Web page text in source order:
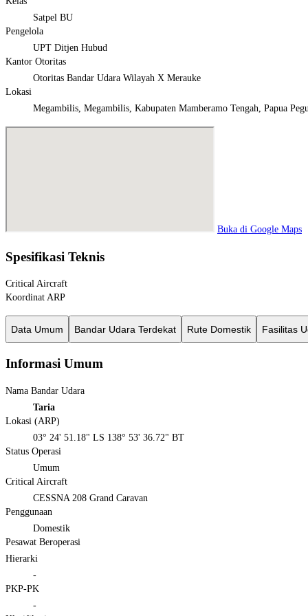
Satpel BU
Pengelola
UPT Ditjen Hubud
Kantor Otoritas
Otoritas Bandar Udara Wilayah X Merauke
Lokasi
Megambilis, Megambilis, Kabupaten Mamberamo Tengah, Papua
Buka di Google Maps
Spesifikasi Teknis
Critical Aircraft
Koordinat ARP
Data Umum Bandar Udara Terdekat Rute Domestik Fasilitas
Informasi Umum
Nama Bandar Udara
Taria
Lokasi (ARP)
03° 24' 51.18" LS 138° 53' 36.72" BT
Status Operasi
Umum
Critical Aircraft
CESSNA 208 Grand Caravan
Penggunaan
Domestik
Pesawat Beroperasi
Hierarki
-
PKP-PK
-